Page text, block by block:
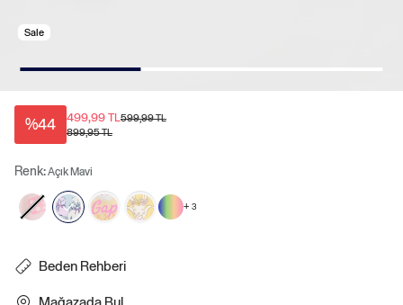
Sale
%44 499,99 TL599,99 TL
899,95 TL
Renk:Açık Mavi
+ 3
Beden Rehberi